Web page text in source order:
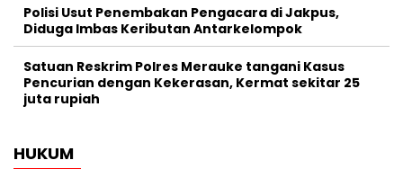
Polisi Usut Penembakan Pengacara di Jakpus,
Diduga Imbas Keributan Antarkelompok
Satuan Reskrim Polres Merauke tangani Kasus
Pencurian dengan Kekerasan, Kermat sekitar 25
juta rupiah
HUKUM